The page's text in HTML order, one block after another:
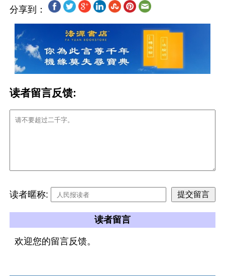
分享到：
读者留言反馈:
读者暱称:
读者留言
欢迎您的留言反馈。